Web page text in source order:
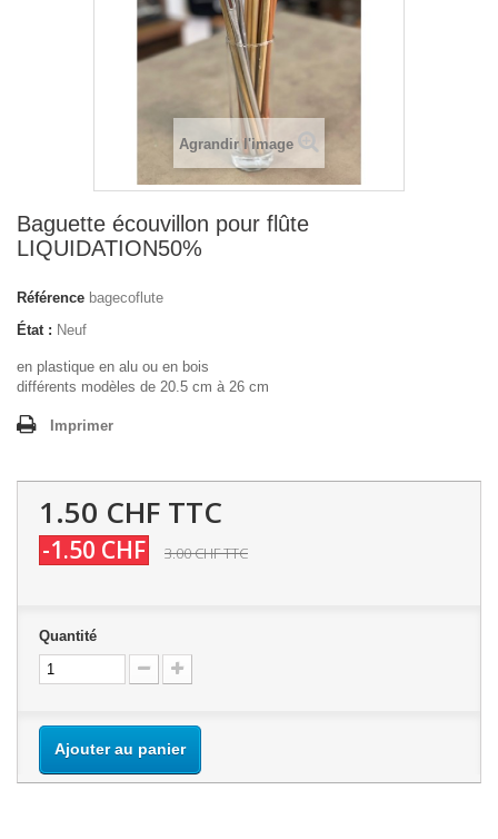
Agrandir l'image
Baguette écouvillon pour flûte
LIQUIDATION50%
Référence bagecoflute
État : Neuf
en plastique en alu ou en bois
différents modèles de 20.5 cm à 26 cm
Imprimer
1.50 CHF TTC
-1.50 CHF 3.00 CHFTTC
Quantité
Ajouter au panier